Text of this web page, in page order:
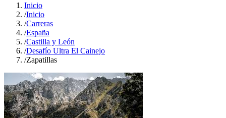
Inicio
/Inicio
/Carreras
/España
/Castilla y León
/Desafío Ultra El Cainejo
/Zapatillas